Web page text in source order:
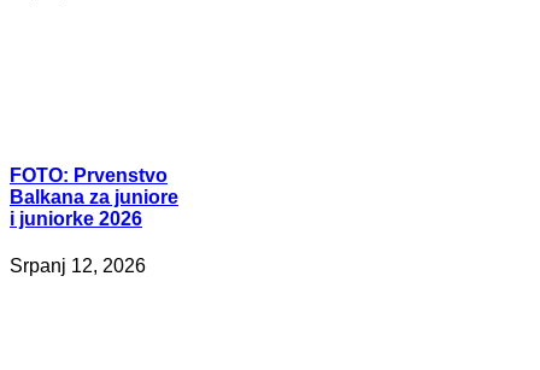
FOTO: Prvenstvo
Balkana za juniore
i juniorke 2026
Srpanj 12, 2026